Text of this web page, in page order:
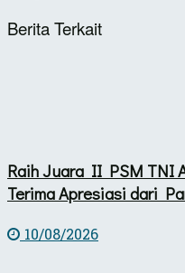
Berita Terkait
Raih Juara II PSM TNI
Terima Apresiasi dari
10/08/2026